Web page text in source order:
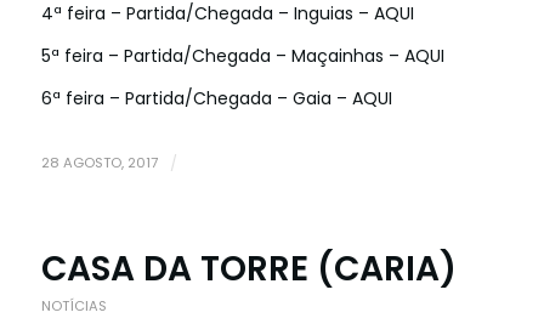
4ª feira – Partida/Chegada – Inguias – AQUI
5ª feira – Partida/Chegada – Maçainhas – AQUI
6ª feira – Partida/Chegada – Gaia – AQUI
28 AGOSTO, 2017 /
CASA DA TORRE (CARIA)
NOTÍCIAS